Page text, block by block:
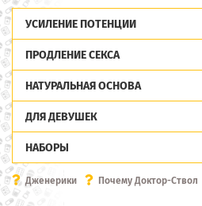
УСИЛЕНИЕ ПОТЕНЦИИ
ПРОДЛЕНИЕ СЕКСА
НАТУРАЛЬНАЯ ОСНОВА
ДЛЯ ДЕВУШЕК
НАБОРЫ
Дженерики Почему Доктор-Ствол